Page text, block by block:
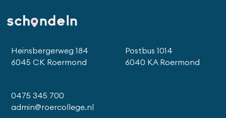
Heinsbergerweg 184
6045 CK Roermond
Postbus 1014
6040 KA Roermond
0475 345 700
admin@roercollege.nl